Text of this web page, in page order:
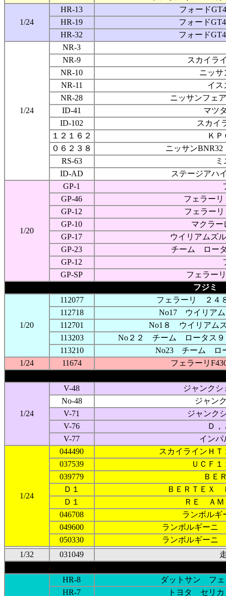
1/24
HR-13
フォード
HR-19
フォード
HR-32
フォード
1/24
NR-3
NR-9
スカイラ
NR-10
ニッサ
NR-11
イ
NR-28
ニッサンフェ
ID-41
マツ
ID-102
スカイ
１２１６２
ＫＰ
０６２３８
ニッサン
RS-63
ID-AD
ステージアハ
1/20
GP-1
GP-46
フェラー
GP-12
フェラー
GP-10
マクラ
GP-17
ウイリアムズ
GP-23
チーム ロー
GP-12
GP-SP
フェラー
フジミ
1/20
112077
フェラーリ ２４
112718
No17 ウイリア
112701
No1８ ウイリアム
113203
No２２ チーム ロータス９
113210
No23 チーム ロ
1/24
11674 フェラーリ
1/24
V-48
ジャンク
No-48
ジャン
V-71
ジャンク
V-76
Ｄ
V-77
イン
1/24
044490
スカイラインＨ
037539
ＵＣＦ
039779
ＢＥ
Ｄ１
ＢＥＲＴＥＸ
Ｄ１
ＲＥ ＡＭ
046708
ランボル
049600
ランボルギーニ
050330
ランボルギーニ
1/32
031049
HR-8
ダットサン フ
HR-7
トヨタ セリ